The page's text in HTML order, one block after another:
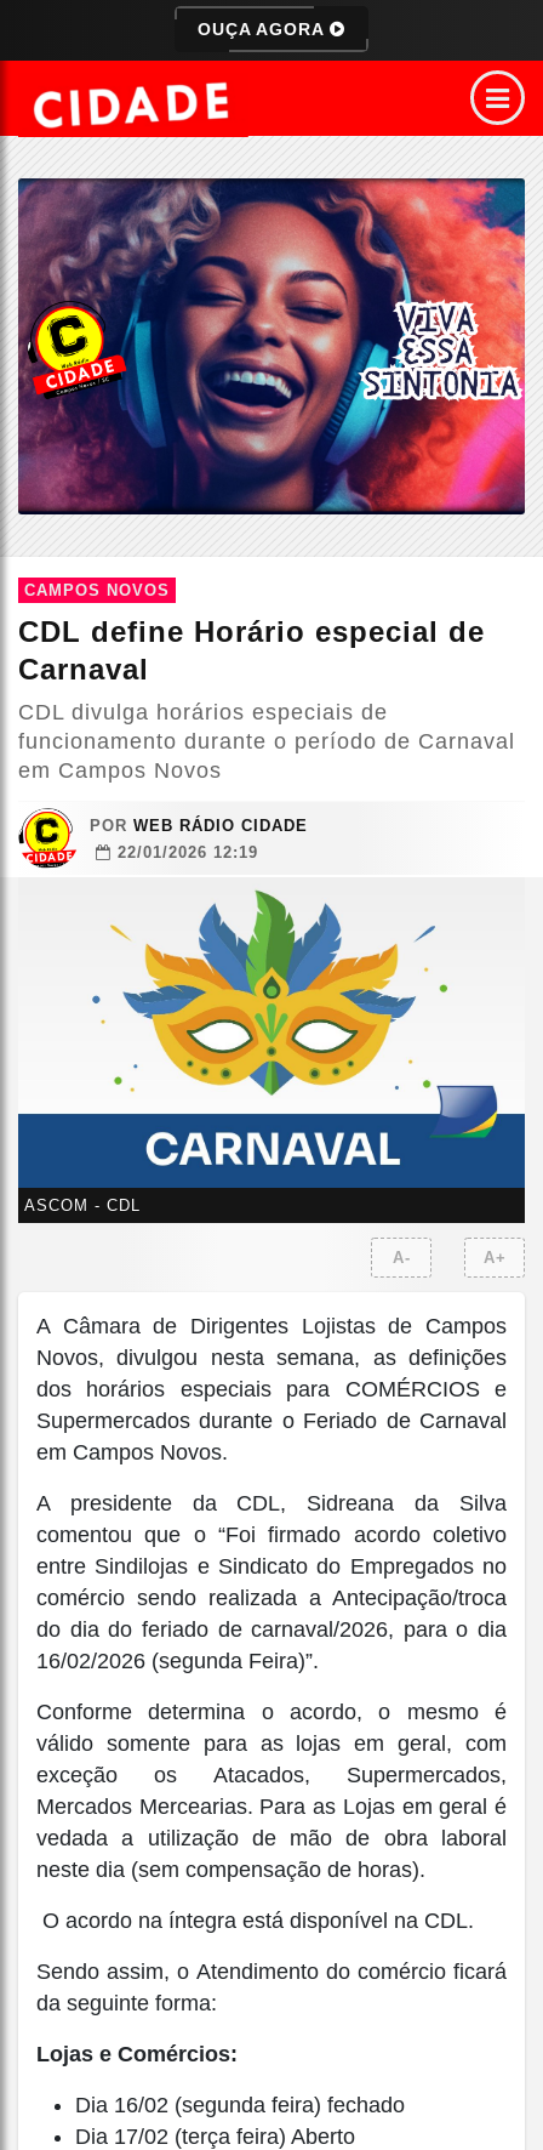
OUÇA AGORA
CAMPOS NOVOS
CDL define Horário especial de
Carnaval
CDL divulga horários especiais de
funcionamento durante o período de Carnaval
em Campos Novos
POR WEB RÁDIO CIDADE
22/01/2026 12:19
ASCOM - CDL
A- A+
A Câmara de Dirigentes Lojistas de Campos
Novos, divulgou nesta semana, as definições
dos horários especiais para COMÉRCIOS e
Supermercados durante o Feriado de Carnaval
em Campos Novos.
A presidente da CDL, Sidreana da Silva
comentou que o “Foi firmado acordo coletivo
entre Sindilojas e Sindicato do Empregados no
comércio sendo realizada a Antecipação/troca
do dia do feriado de carnaval/2026, para o dia
16/02/2026 (segunda Feira)”.
Conforme determina o acordo, o mesmo é
válido somente para as lojas em geral, com
exceção os Atacados, Supermercados,
Mercados Mercearias. Para as Lojas em geral é
vedada a utilização de mão de obra laboral
neste dia (sem compensação de horas).
O acordo na íntegra está disponível na CDL.
Sendo assim, o Atendimento do comércio ficará
da seguinte forma:
Lojas e Comércios:
Dia 16/02 (segunda feira) fechado
Dia 17/02 (terça feira) Aberto